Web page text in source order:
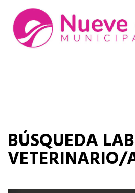
BÚSQUEDA
VETERINARIO/